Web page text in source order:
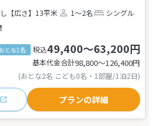
【広さ】13平米 1～2名
シングル
おとな1名 税込49,400～63,200円
基本代金合計98,800〜126,400円
(おとな2名 こども0名・1部屋/1泊2日)
プランの詳細